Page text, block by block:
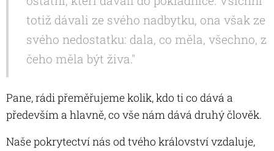
totiž dávali ze svého nadbytku, ona však ze
svého nedostatku: dala, co měla, všechno, z
čeho měla být živa."
Pane, rádi přeměřujeme kolik, kdo ti co dává a
především a hlavně, co vše nám dává druhý člověk.
Naše pokrytectví nás od tvého království vzdaluje,